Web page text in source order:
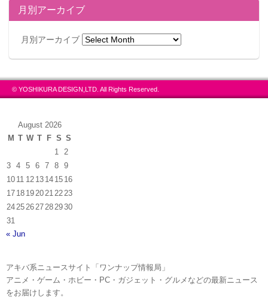
月別アーカイブ
月別アーカイブ
© YOSHIKURA DESIGN,LTD. All Rights Reserved.
August 2026
M T W T F S S
1
2
3
4 5 6 7 8
9
10 11 12 13 14 15 16
17 18 19 20 21 22 23
24 25 26 27 28 2930
31
« Jun
アキバ系ニュースサイト「ワンナップ情報局」
アニメ・ゲーム・ホビー・PC・ガジェット・グルメなどの最新ニュース
をお届けします。